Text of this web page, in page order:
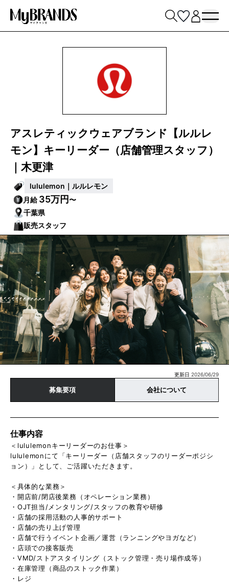
アスレティックウェアブランド【ルルレ
モン】キーリーダー（店舗管理スタッフ）
｜木更津
lululemon｜ルルレモン
月給35万円〜
千葉県
販売スタッフ
更新日 2026/06/29
募集要項 会社について
仕事内容
＜lululemonキーリーダーのお仕事＞
lululemonにて「キーリーダー（店舗スタッフのリーダーポジシ
ョン）」として、ご活躍いただきます。
＜具体的な業務＞
・開店前/閉店後業務（オペレーション業務）
・OJT担当/メンタリング/スタッフの教育や研修
・店舗の採用活動の人事的サポート
・店舗の売り上げ管理
・店舗で行うイベント企画／運営（ランニングやヨガなど）
・店頭での接客販売
・VMD/ストアスタイリング（ストック管理・売り場作成等）
・在庫管理（商品のストック作業）
・レジ